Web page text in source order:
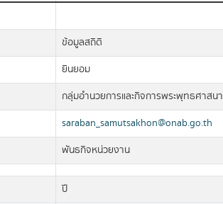
ข้อมูลสถิติ
ยินยอม
กลุ่มอำนวยการและกิจการพระพุทธศาสนา
saraban_samutsakhon@onab.go.th
พันธกิจหน่วยงาน
ปี